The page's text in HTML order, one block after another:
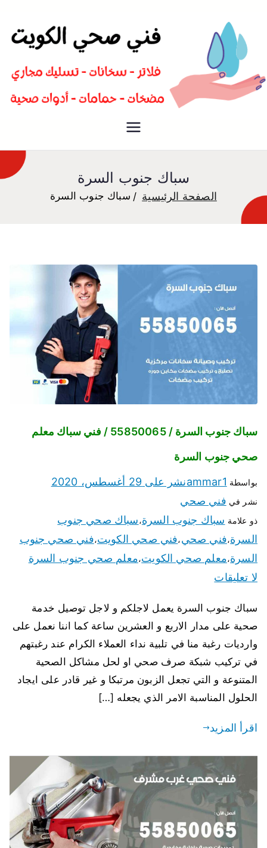
سباك صحي تسليك مجاري افضل
سباك جنوب السرة
الصفحة الرئيسية سباك جنوب السرة
سباك جنوب السرة / 55850065 / فني سباك معلم
صحي جنوب السرة
بواسطة ammar1نشر على 29 أغسطس، 2020
نشر في فني صحي
ذو علامة سباك جنوب السرة،سباك صحي جنوب
السرة،فني صحي،فني صحي الكويت،فني صحي جنوب
السرة،معلم صحي الكويت،معلم صحي جنوب السرة
لا تعليقات
سباك جنوب السرة يعمل لاجلكم و لاجل توصيل خدمة
صحية على مدار الاربع و العشرين ساعة كما اننا نعمل على
وارديات رغبة منا في تلبية نداء العملاء الكرام عند رغبتهم
في تركيب شبكة صرف صحي او لحل مشاكل الصحية
المتنوعة و التي تجعل الزبون مرتبكا و غير قادر على ايجاد
الحلول المناسبة الامر الذي يجعله […]
اقرأ المزيد